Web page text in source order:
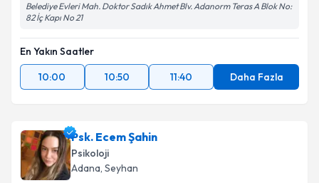
Belediye Evleri Mah. Doktor Sadık Ahmet Blv. Adanorm Teras A Blok No:
82 İç Kapı No 21
En Yakın Saatler
10:00
10:50 11:40 Daha Fazla
Psk. Ecem Şahin
Psikoloji
Adana, Seyhan